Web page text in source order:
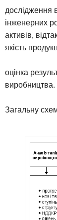
дослідження
інженерних
активів,
якість
оцінка
виробництва.
Загальну